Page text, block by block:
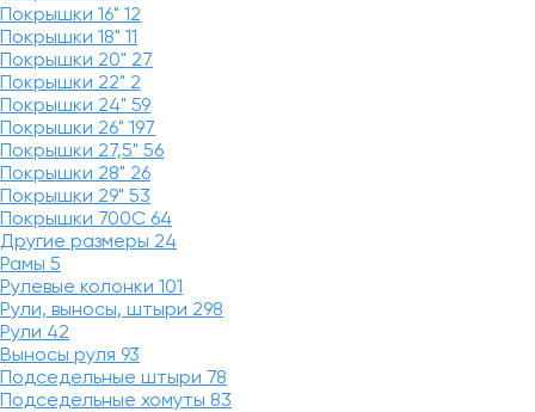
Покрышки 16" 12
Покрышки 18" 11
Покрышки 20" 27
Покрышки 22" 2
Покрышки 24" 59
Покрышки 26" 197
Покрышки 27,5" 56
Покрышки 28" 26
Покрышки 29" 53
Покрышки 700C 64
Другие размеры 24
Рамы 5
Рулевые колонки 101
Рули, выносы, штыри 298
Рули 42
Выносы руля 93
Подседельные штыри 78
Подседельные хомуты 83